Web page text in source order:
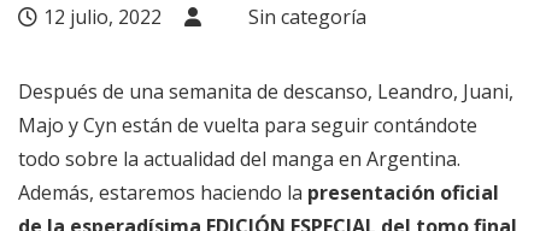
12 julio, 2022 Sin categoría
Después de una semanita de descanso, Leandro, Juani,
Majo y Cyn están de vuelta para seguir contándote
todo sobre la actualidad del manga en Argentina.
Además, estaremos haciendo la presentación oficial